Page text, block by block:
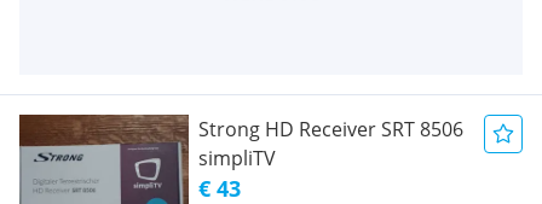
Strong HD Receiver SRT 8506
simpliTV
€ 43